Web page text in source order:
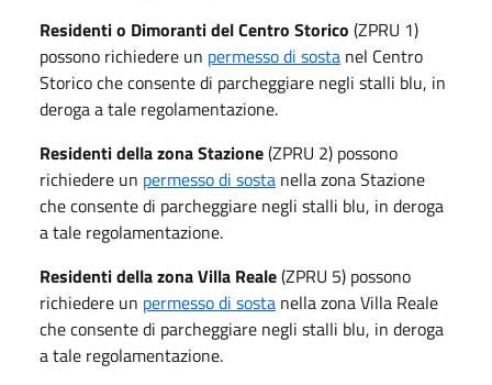
Residenti o Dimoranti del Centro Storico (ZPRU 1)
possono richiedere un permesso di sosta nel Centro
Storico che consente di parcheggiare negli stalli blu, in
deroga a tale regolamentazione.
Residenti della zona Stazione(ZPRU 2) possono
richiedere un permesso di sosta nella zona Stazione
che consente di parcheggiare negli stalli blu, in deroga
a tale regolamentazione.
Residenti della zona Villa Reale(ZPRU 5) possono
richiedere un permesso di sosta nella zona Villa Reale
che consente di parcheggiare negli stalli blu, in deroga
a tale regolamentazione.